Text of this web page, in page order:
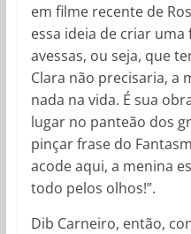
em filme recente de
essa ideia de criar
avessas, ou seja, que
Clara não precisaria, a
nada na vida. É sua
lugar no panteão dos
pinçar frase do
acode aqui, a menina
todo pelos olhos!”.
Dib Carneiro, então,